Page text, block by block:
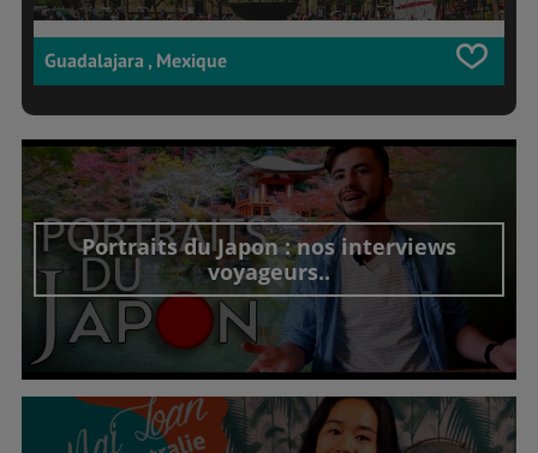
Guadalajara , Mexique
Portraits du Japon : nos interviews
voyageurs..
Découvrir cet interview